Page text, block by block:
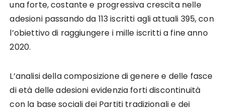
una forte, costante e progressiva crescita nelle
adesioni passando da 113 iscritti agli attuali 395, con
l’obiettivo di raggiungere i mille iscritti a fine anno
2020.
L’analisi della composizione di genere e delle fasce
di età delle adesioni evidenzia forti discontinuità
con la base sociali dei Partiti tradizionali e dei